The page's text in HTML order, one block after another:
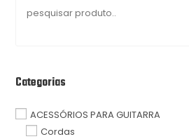
Categorias
ACESSÓRIOS PARA GUITARRA
Cordas